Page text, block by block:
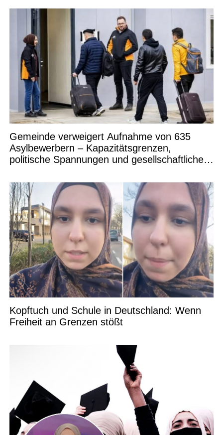
Gemeinde verweigert Aufnahme von 635
Asylbewerbern – Kapazitätsgrenzen,
politische Spannungen und gesellschaftliche
Kopftuch und Schule in Deutschland: Wenn
Freiheit an Grenzen stößt